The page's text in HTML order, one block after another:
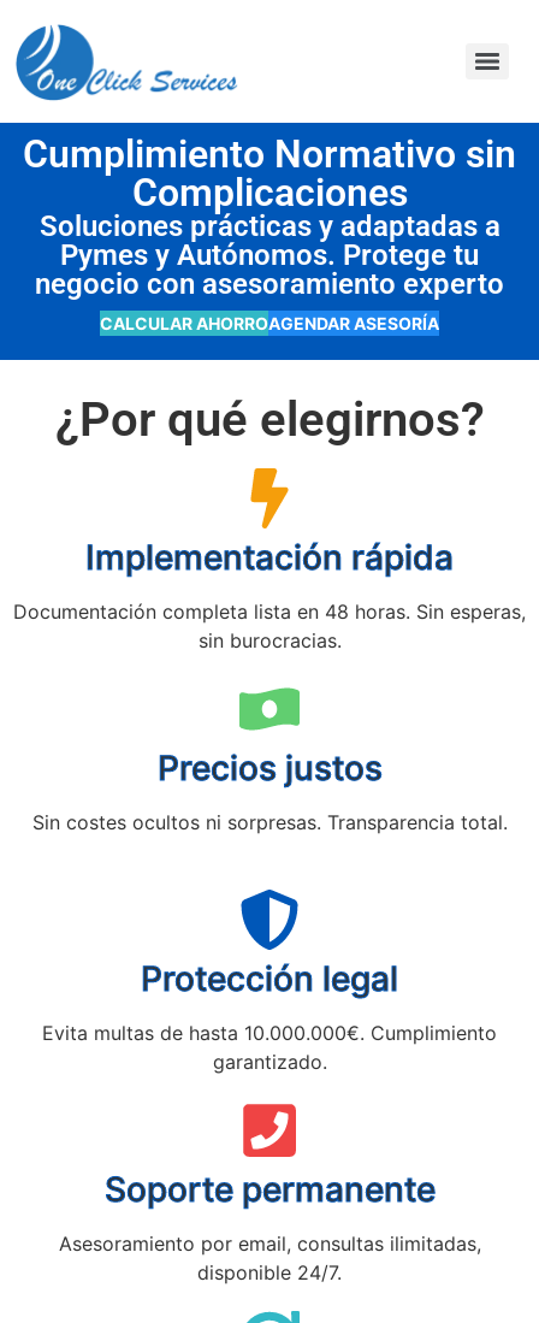
Cumplimiento Normativo sin
Complicaciones
Soluciones prácticas y adaptadas a
Pymes y Autónomos. Protege tu
negocio con asesoramiento experto
CALCULAR AHORROAGENDAR ASESORÍA
¿Por qué elegirnos?
Implementación rápida
Documentación completa lista en 48 horas. Sin esperas,
sin burocracias.
Precios justos
Sin costes ocultos ni sorpresas. Transparencia total.
Protección legal
Evita multas de hasta 10.000.000€. Cumplimiento
garantizado.
Soporte permanente
Asesoramiento por email, consultas ilimitadas,
disponible 24/7.